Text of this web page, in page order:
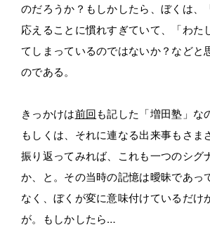
のだろうか？もしかしたら、ぼくは、
応えることに慣れすぎていて、「わた
てしまっているのではないか？などと
のである。
きっかけは前回も記した「増田塾」な
もしくは、それに連なる出来事もさま
振り返ってみれば、これも一つのシグ
か、と。その当時の記憶は曖昧であっ
なく、ぼくが変に意味付けているだけ
が。もしかしたら…